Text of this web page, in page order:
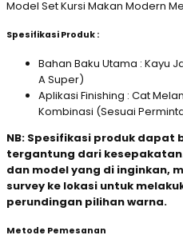
Model Set Kursi Makan Modern
Spesifikasi Produk :
Bahan Baku Utama : Kayu
A Super)
Aplikasi Finishing : Cat
Kombinasi (Sesuai
NB: Spesifikasi produk dapat
tergantung dari
dan model yang di inginkan,
survey ke lokasi untuk
perundingan pilihan warna.
Metode Pemesanan